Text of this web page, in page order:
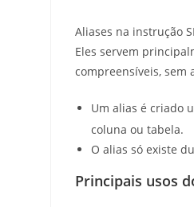
Aliases na instrução
Eles servem
compreensíveis, sem
Um alias é criado
coluna ou tabela.
O alias só existe
Principais usos